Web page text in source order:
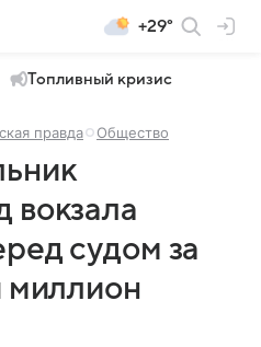
+29°
Топливный кризис
правда Общество
вокзала
судом за
миллион